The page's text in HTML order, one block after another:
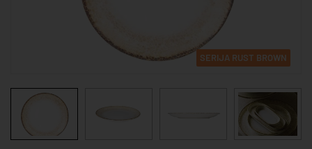
SERIJA RUST BROWN